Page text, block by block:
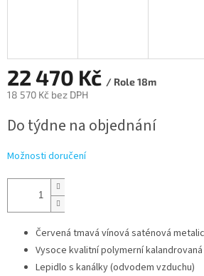
22 470 Kč / Role 18m
18 570 Kč bez DPH
cena:
Do týdne na objednání
Možnosti doručení
Červená tmavá vínová saténová
Vysoce kvalitní polymerní
Lepidlo s kanálky (odvodem vzduchu)